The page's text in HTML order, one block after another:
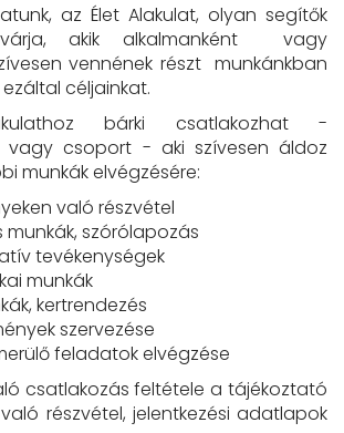
az Élet Alakulat, olyan segítők
várja, akik alkalmanként vagy
vennének részt munkánkban
céljainkat.
bárki csatlakozhat -
vagy csoport - aki szívesen áldoz
munkák elvégzésére:
való részvétel
szórólapozás
tevékenységek
munkák
kertrendezés
szervezése
feladatok elvégzése
csatlakozás feltétele a tájékoztató
részvétel, jelentkezési adatlapok